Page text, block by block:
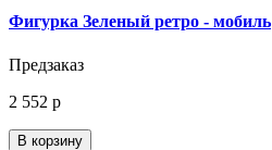
Фигурка Зеленый ретро - мобиль
Предзаказ
2 552 р
В корзину